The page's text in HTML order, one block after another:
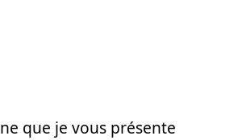
que je vous présente